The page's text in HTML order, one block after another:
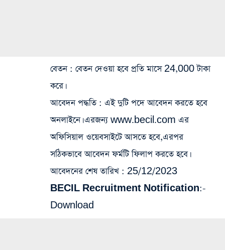
বেতন: বেতন দেওয়া হবে প্রতি মাসে 24,000 টাকা
করে।
আবেদন পদ্ধতি: এই দুটি পদে আবেদন করতে হবে
অনলাইনে। এরজন্য www.becil.com এর
অফিসিয়াল ওয়েবসাইটে আসতে হবে,এরপর
সঠিকভাবে আবেদন ফর্মটি ফিলাপ করতে হবে।
আবেদনের শেষ তারিখ : 25/12/2023
BECIL Recruitment Notification:-
Download